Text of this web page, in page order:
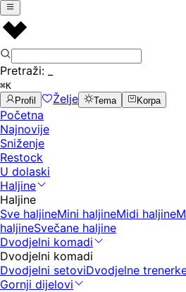
Pretraži:
⌘K
Profil
Želje Tema Korpa
Početna
Najnovije
Sniženje
Restock
U dolaski
Haljine
Haljine
Sve haljineMini haljineMidi haljine
haljineSvečane haljine
Dvodjelni komadi
Dvodjelni komadi
Dvodjelni setoviDvodjelne
Gornji dijelovi